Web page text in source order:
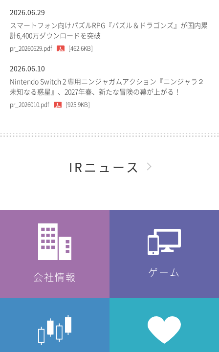
2026.06.29
スマートフォン向けパズルRPG『パズル＆ドラゴンズ』が国内累
計6,400万ダウンロードを突破
pr_20260629.pdf [462.6KB]
2026.06.10
Nintendo Switch 2 専用ニンジャガムアクション『ニンジャラ２
未知なる惑星』、2027年春、新たな冒険の幕が上がる！
pr_2026010.pdf [925.9KB]
IRニュース
会社情報
ゲーム